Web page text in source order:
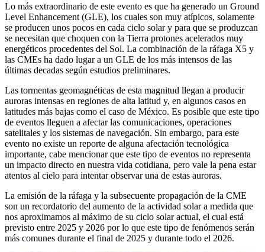
Lo más extraordinario de este evento es que ha generado un Ground
Level Enhancement (GLE), los cuales son muy atípicos, solamente
se producen unos pocos en cada ciclo solar y para que se produzcan
se necesitan que choquen con la Tierra protones acelerados muy
energéticos procedentes del Sol. La combinación de la ráfaga X5 y
las CMEs ha dado lugar a un GLE de los más intensos de las
últimas decadas según estudios preliminares.
Las tormentas geomagnéticas de esta magnitud llegan a producir
auroras intensas en regiones de alta latitud y, en algunos casos en
latitudes más bajas como el caso de México. Es posible que este tipo
de eventos lleguen a afectar las comunicaciones, operaciones
satelitales y los sistemas de navegación. Sin embargo, para este
evento no existe un reporte de alguna afectación tecnológica
importante, cabe mencionar que este tipo de eventos no representa
un impacto directo en nuestra vida cotidiana, pero vale la pena estar
atentos al cielo para intentar observar una de estas auroras.
La emisión de la ráfaga y la subsecuente propagación de la CME
son un recordatorio del aumento de la actividad solar a medida que
nos aproximamos al máximo de su ciclo solar actual, el cual está
previsto entre 2025 y 2026 por lo que este tipo de fenómenos serán
más comunes durante el final de 2025 y durante todo el 2026.